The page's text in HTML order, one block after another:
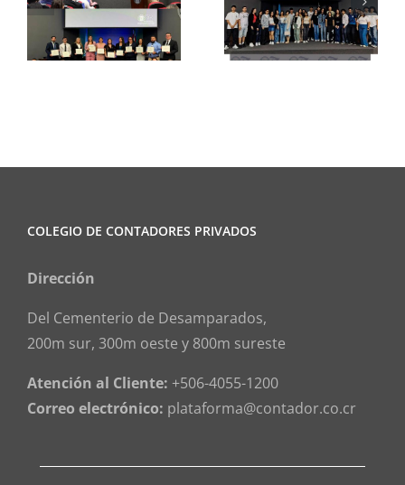
Informa
de
COLEGIO DE CONTADORES PRIVADOS
Dirección
Del Cementerio de Desamparados,
200m sur, 300m oeste y 800m sureste
Atención al Cliente: +506-4055-1200
Correo electrónico: plataforma@contador.co.cr